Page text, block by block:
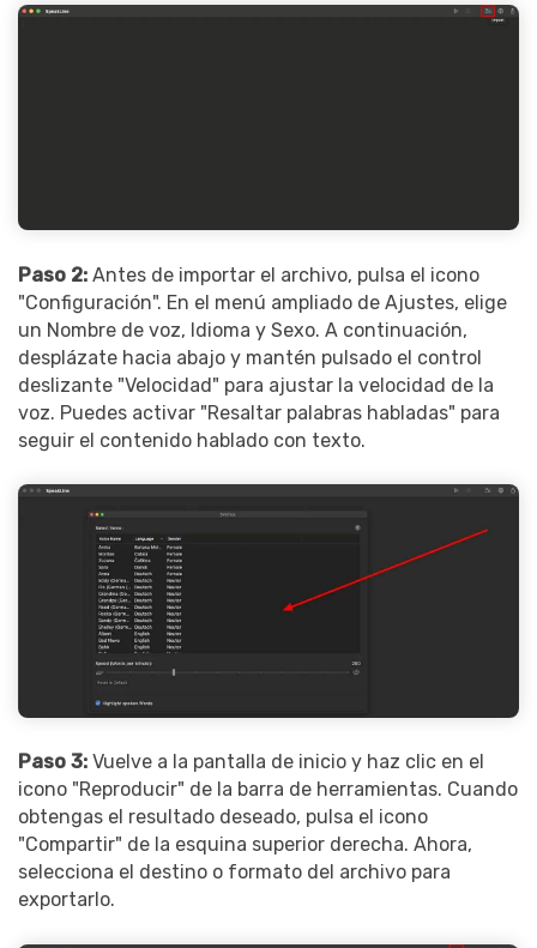
Paso 2: Antes de importar el archivo, pulsa el icono
"Configuración". En el menú ampliado de Ajustes, elige
un Nombre de voz, Idioma y Sexo. A continuación,
desplázate hacia abajo y mantén pulsado el control
deslizante "Velocidad" para ajustar la velocidad de la
voz. Puedes activar "Resaltar palabras habladas" para
seguir el contenido hablado con texto.
Paso 3: Vuelve a la pantalla de inicio y haz clic en el
icono "Reproducir" de la barra de herramientas. Cuando
obtengas el resultado deseado, pulsa el icono
"Compartir" de la esquina superior derecha. Ahora,
selecciona el destino o formato del archivo para
exportarlo.